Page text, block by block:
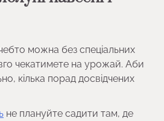
можна без спеціальних
чекатимете на урожай. Аби
кілька порад досвідчених
не плануйте садити там, де